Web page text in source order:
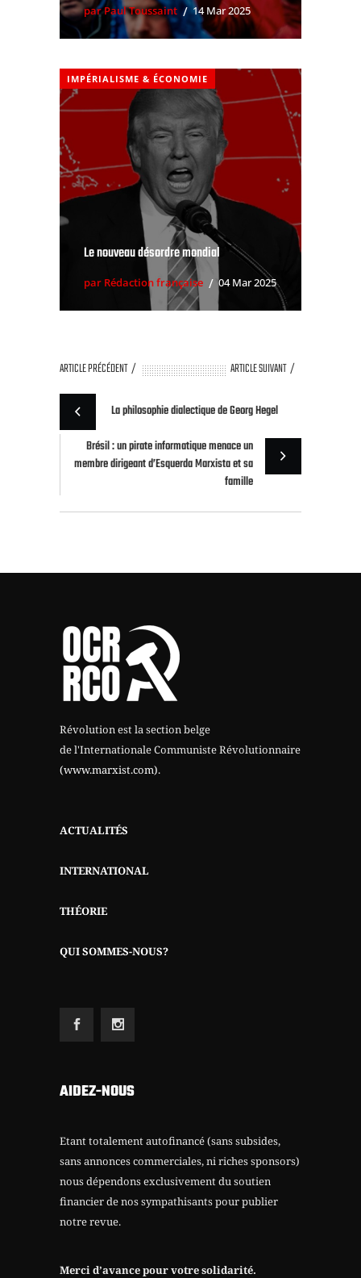
par Paul Toussaint 14 Mar 2025
IMPÉRIALISME & ÉCONOMIE
Le nouveau désordre mondial
par Rédaction française 04 Mar 2025
ARTICLE PRÉCÉDENT ARTICLE SUIVANT
La philosophie dialectique de Georg Hegel
Brésil : un pirate informatique menace un
membre dirigeant d’Esquerda Marxista et sa
famille
Révolution est la section belge
de l'Internationale Communiste Révolutionnaire
(www.marxist.com).
ACTUALITÉS
INTERNATIONAL
THÉORIE
QUI SOMMES-NOUS?
AIDEZ-NOUS
Etant totalement autofinancé (sans subsides,
sans annonces commerciales, ni riches sponsors)
nous dépendons exclusivement du soutien
financier de nos sympathisants pour publier
notre revue.
Merci d’avance pour votre solidarité.